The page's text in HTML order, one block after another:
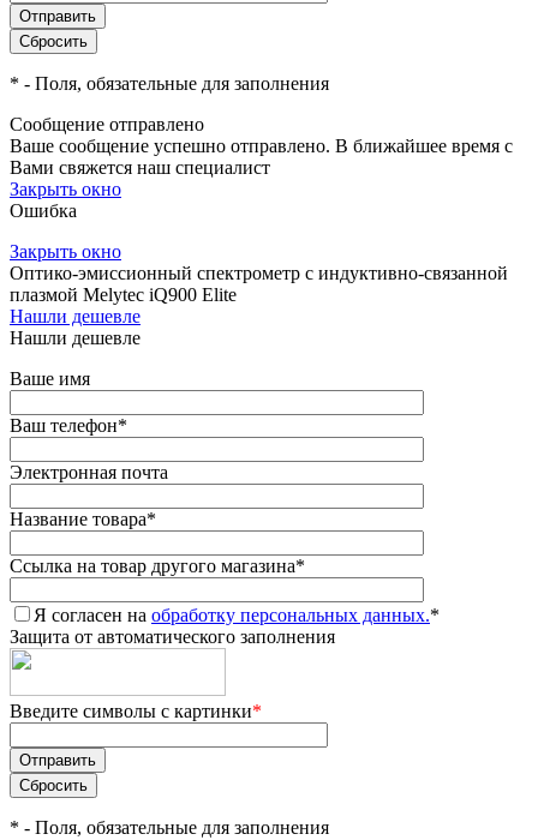
* - Поля, обязательные для заполнения
Сообщение отправлено
Ваше сообщение успешно отправлено. В ближайшее время с
Вами свяжется наш специалист
Закрыть окно
Ошибка
Закрыть окно
Оптико-эмиссионный спектрометр с индуктивно-связанной
плазмой Melytec iQ900 Elite
Нашли дешевле
Нашли дешевле
Ваше имя
Ваш телефон*
Электронная почта
Название товара*
Ссылка на товар другого магазина*
Я согласен на обработку персональных данных.*
Защита от автоматического заполнения
Введите символы с картинки*
* - Поля, обязательные для заполнения